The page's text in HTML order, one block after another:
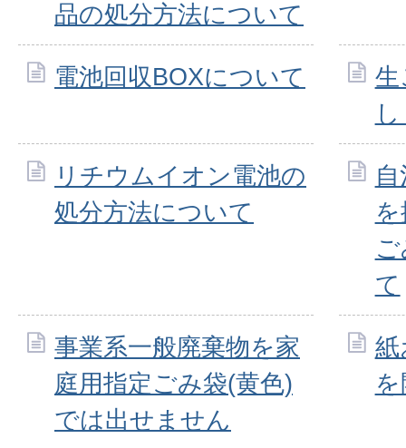
品の処分方法について
電池回収BOXについて
生
リチウムイオン電池の
処分方法について
て
事業系一般廃棄物を家
庭用指定ごみ袋(黄色)
では出せません
紙